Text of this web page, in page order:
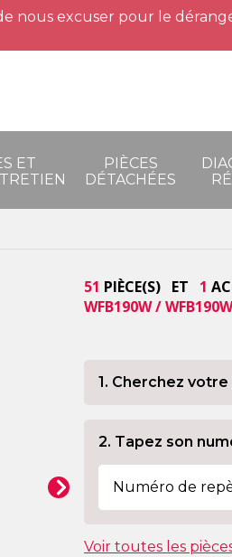
nous excuser pour le
ET
PIÈCES
DÉTACHÉES
51 PIÈCE(S) ET 1
WFB190W /
1. Cherchez
2. Tapez son
Voir toutes les